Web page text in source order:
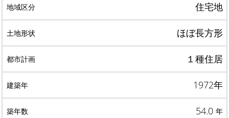
住宅地
ほぼ長方形
１種住居
1972年
54.0 年